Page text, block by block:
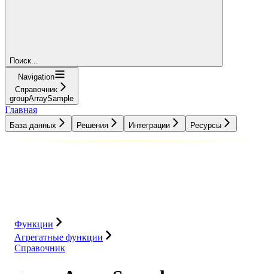
Поиск...
Navigation
Справочник
groupArraySample
Главная
База данных Решения Интеграции Ресурсы
Функции
Агрегатные функции
Справочник